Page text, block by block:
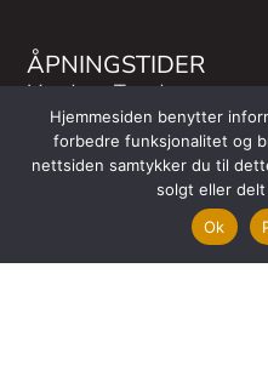
ÅPNINGSTIDER
Mandag - Torsdag:
07:30-16:30
Fredag:
Hjemmesiden benytter
forbedre funksjonalitet og
nettsiden samtykker du til
solgt eller
Ok